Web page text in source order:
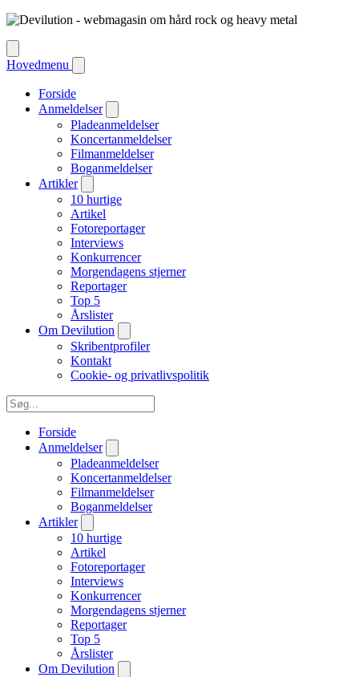
Hovedmenu
Forside
Anmeldelser
Pladeanmeldelser
Koncertanmeldelser
Filmanmeldelser
Boganmeldelser
Artikler
10 hurtige
Artikel
Fotoreportager
Interviews
Konkurrencer
Morgendagens stjerner
Reportager
Top 5
Årslister
Om Devilution
Skribentprofiler
Kontakt
Cookie- og privatlivspolitik
Forside
Anmeldelser
Pladeanmeldelser
Koncertanmeldelser
Filmanmeldelser
Boganmeldelser
Artikler
10 hurtige
Artikel
Fotoreportager
Interviews
Konkurrencer
Morgendagens stjerner
Reportager
Top 5
Årslister
Om Devilution